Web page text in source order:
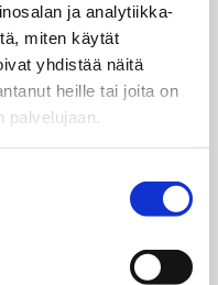
ja analytiikka-
miten käytät
yhdistää näitä
heille tai joita on